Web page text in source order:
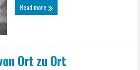
Read more
Ort zu Ort